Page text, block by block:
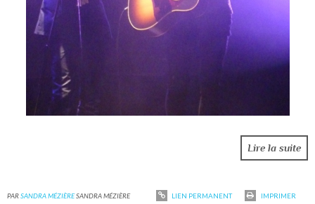
Lire la suite
PARSANDRA MÉZIÈRESANDRA MÉZIÈRE LIEN PERMANENT
IMPRIMER